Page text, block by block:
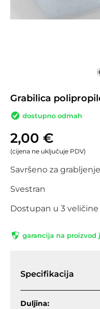
Grabilica
dostupno odmah
2,00 €
(cijena ne uključuje PDV)
Savršeno za
Svestran
Dostupan u 3 veličine
garancija na proizvod
Specifikacija
Duljina: